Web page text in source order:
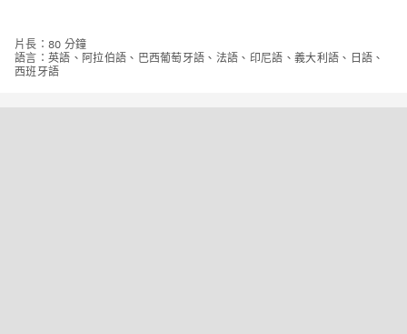
片長：80 分鐘
語言：英語、阿拉伯語、巴西葡萄牙語、法語、印尼語、義大利語、日語、
西班牙語